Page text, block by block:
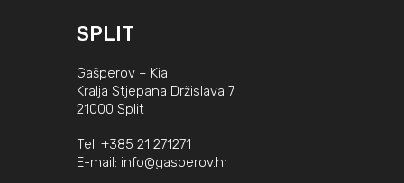
SPLIT
Gašperov – Kia
Kralja Stjepana Držislava 7
21000 Split
Tel: +385 21 271271
E-mail: info@gasperov.hr